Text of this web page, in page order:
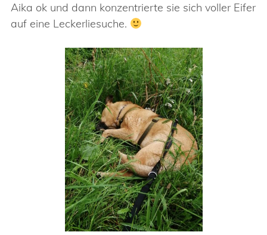
Aika ok und dann konzentrierte sie sich voller Eifer
auf eine Leckerliesuche.